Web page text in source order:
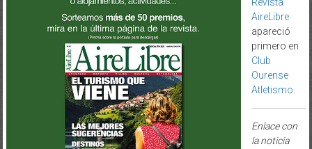
Revista
AireLibre
apareció
primero en
Club
Ourense
Atletismo.
Enlace con
la noticia